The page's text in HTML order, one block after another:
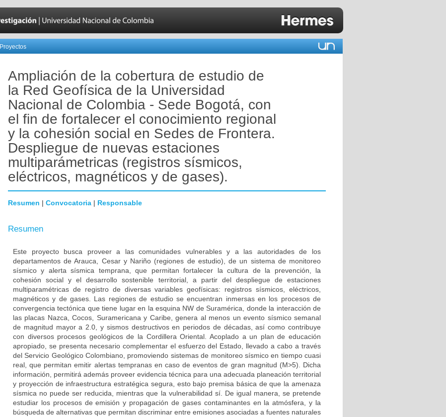
Proyectos
Ampliación de la cobertura de estudio de
la Red Geofísica de la Universidad
Nacional de Colombia - Sede Bogotá, con
el fin de fortalecer el conocimiento regional
y la cohesión social en Sedes de Frontera.
Despliegue de nuevas estaciones
multiparámetricas (registros sísmicos,
eléctricos, magnéticos y de gases).
Resumen | Convocatoria | Responsable
Resumen
Este proyecto busca proveer a las comunidades vulnerables y a las autoridades de los
departamentos de Arauca, Cesar y Nariño (regiones de estudio), de un sistema de monitoreo
sísmico y alerta sísmica temprana, que permitan fortalecer la cultura de la prevención, la
cohesión social y el desarrollo sostenible territorial, a partir del despliegue de estaciones
multiparamétricas de registro de diversas variables geofísicas: registros sísmicos, eléctricos,
magnéticos y de gases. Las regiones de estudio se encuentran inmersas en los procesos de
convergencia tectónica que tiene lugar en la esquina NW de Suramérica, donde la interacción de
las placas Nazca, Cocos, Suramericana y Caribe, genera al menos un evento sísmico semanal
de magnitud mayor a 2.0, y sismos destructivos en periodos de décadas, así como contribuye
con diversos procesos geológicos de la Cordillera Oriental. Acoplado a un plan de educación
apropiado, se presenta necesario complementar el esfuerzo del Estado, llevado a cabo a través
del Servicio Geológico Colombiano, promoviendo sistemas de monitoreo sísmico en tiempo cuasi
real, que permitan emitir alertas tempranas en caso de eventos de gran magnitud (M>5). Dicha
información, permitirá además proveer evidencia técnica para una adecuada planeación territorial
y proyección de infraestructura estratégica segura, esto bajo premisa básica de que la amenaza
sísmica no puede ser reducida, mientras que la vulnerabilidad sí. De igual manera, se pretende
estudiar los procesos de emisión y propagación de gases contaminantes en la atmósfera, y la
búsqueda de alternativas que permitan discriminar entre emisiones asociadas a fuentes naturales